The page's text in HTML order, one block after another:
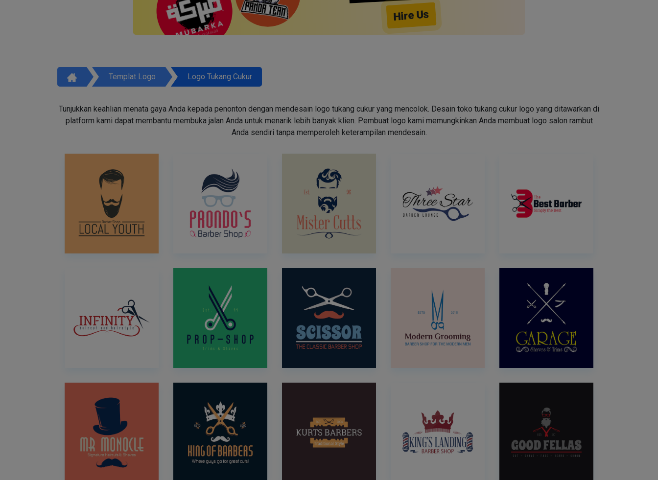
Hire Us
Templat Logo Logo Tukang Cukur
Tunjukkan keahlian menata gaya Anda kepada penonton dengan mendesain logo tukang cukur yang mencolok. Desain toko tukang cukur logo yang ditawarkan di
platform kami dapat membantu membuka jalan Anda untuk menarik lebih banyak klien. Pembuat logo kami memungkinkan Anda membuat logo salon rambut
Anda sendiri tanpa memperoleh keterampilan mendesain.